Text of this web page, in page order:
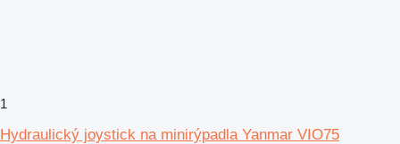
1
Hydraulický joystick na minirýpadla Yanmar VIO75